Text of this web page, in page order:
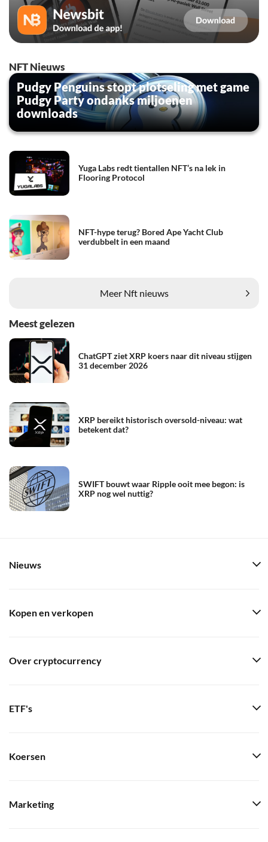
NFT Nieuws
Pudgy Penguins stopt plotseling met game
Pudgy Party ondanks miljoenen
downloads
Yuga Labs redt tientallen NFT’s na lek in
Flooring Protocol
NFT-hype terug? Bored Ape Yacht Club
verdubbelt in een maand
Meer Nft nieuws
Meest gelezen
ChatGPT ziet XRP koers naar dit niveau stijgen
31 december 2026
XRP bereikt historisch oversold-niveau: wat
betekent dat?
SWIFT bouwt waar Ripple ooit mee begon: is
XRP nog wel nuttig?
Nieuws
Kopen en verkopen
Over cryptocurrency
ETF's
Koersen
Marketing